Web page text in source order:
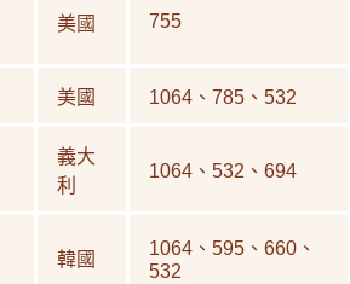
美國 755
美國 1064、785、532
義大
利
1064、532、694
韓國
1064、595、660、
532